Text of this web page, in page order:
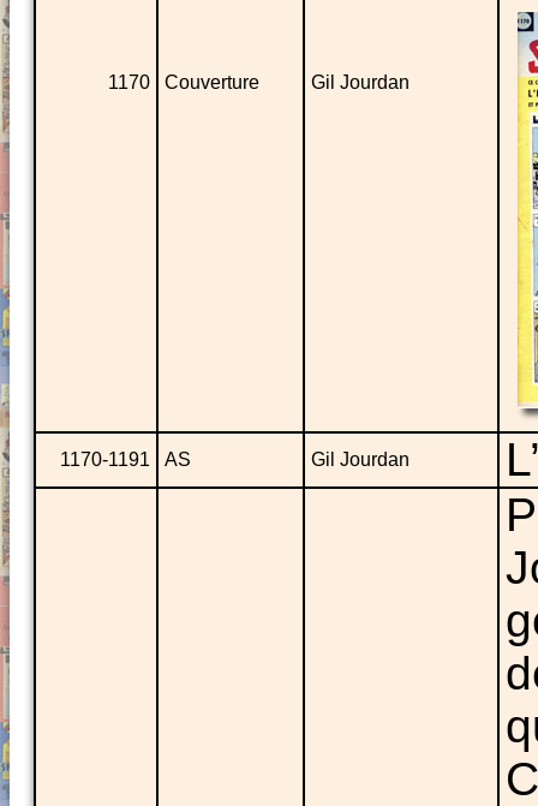
1170 Couverture Gil Jourdan
1170-1191 AS Gil Jourdan